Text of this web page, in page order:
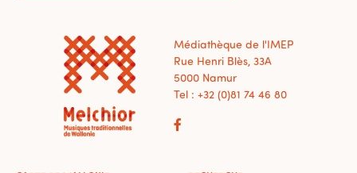
Médiathèque de l'IMEP
Rue Henri Blès, 33A
5000 Namur
Tel : +32 (0)81 74 46 80